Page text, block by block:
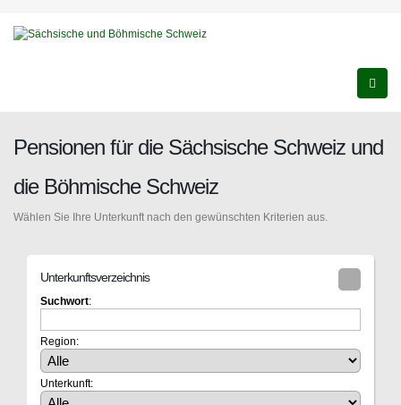
Pensionen für die Sächsische Schweiz und
die Böhmische Schweiz
Wählen Sie Ihre Unterkunft nach den gewünschten Kriterien aus.
Unterkunftsverzeichnis
Suchwort:
Region:
Unterkunft: